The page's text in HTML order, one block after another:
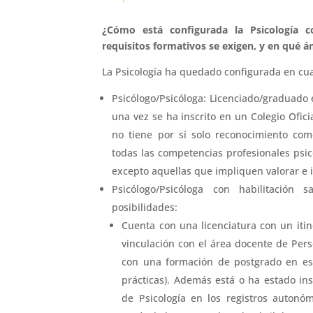
¿Cómo está configurada la Psicología
requisitos formativos se exigen, y en qué
La Psicología ha quedado configurada en
Psicólogo/Psicóloga: Licenciado/
una vez se ha inscrito en un Colegio
no tiene por sí solo reconocimiento
todas las competencias profesionales
excepto aquellas que impliquen valorar
Psicólogo/Psicóloga con habilitación
posibilidades:
Cuenta con una licenciatura con un
vinculación con el área docente de
con una formación de postgrado en
prácticas). Además está o ha estado
de Psicología en los registros